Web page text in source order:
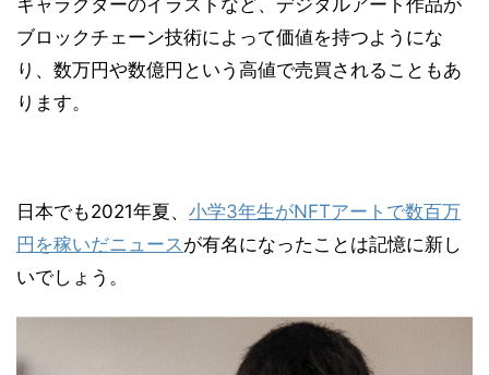
キャラクターのイラストなど、デジタルアート作品が
ブロックチェーン技術によって価値を持つようにな
り、数万円や数億円という高値で売買されることもあ
ります。
日本でも2021年夏、 小学3年生がNFTアートで数百万
円を稼いだニュースが有名になったことは記憶に新し
いでしょう。